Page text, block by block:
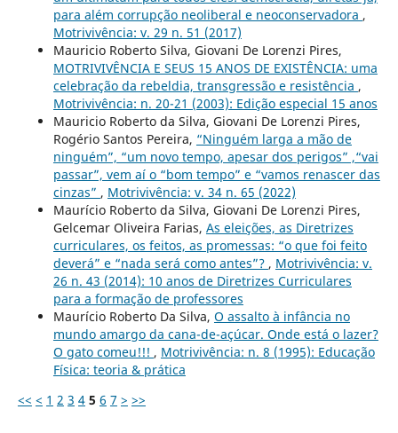
para além corrupção neoliberal e neoconservadora ,
Motrivivência: v. 29 n. 51 (2017)
Mauricio Roberto Silva, Giovani De Lorenzi Pires,
MOTRIVIVÊNCIA E SEUS 15 ANOS DE EXISTÊNCIA: uma
celebração da rebeldia, transgressão e resistência ,
Motrivivência: n. 20-21 (2003): Edição especial 15 anos
Mauricio Roberto da Silva, Giovani De Lorenzi Pires,
Rogério Santos Pereira, “Ninguém larga a mão de
ninguém”, “um novo tempo, apesar dos perigos” ,“vai
passar”, vem aí o “bom tempo” e “vamos renascer das
cinzas” , Motrivivência: v. 34 n. 65 (2022)
Maurício Roberto da Silva, Giovani De Lorenzi Pires,
Gelcemar Oliveira Farias, As eleições, as Diretrizes
curriculares, os feitos, as promessas: “o que foi feito
deverá” e “nada será como antes”? , Motrivivência: v.
26 n. 43 (2014): 10 anos de Diretrizes Curriculares
para a formação de professores
Maurício Roberto Da Silva, O assalto à infância no
mundo amargo da cana-de-açúcar. Onde está o lazer?
O gato comeu!!! , Motrivivência: n. 8 (1995): Educação
Física: teoria & prática
<< < 1 2 3 4 5 6 7 > >>